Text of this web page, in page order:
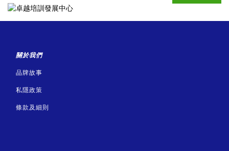
關於我們
品牌故事
私隱政策
條款及細則